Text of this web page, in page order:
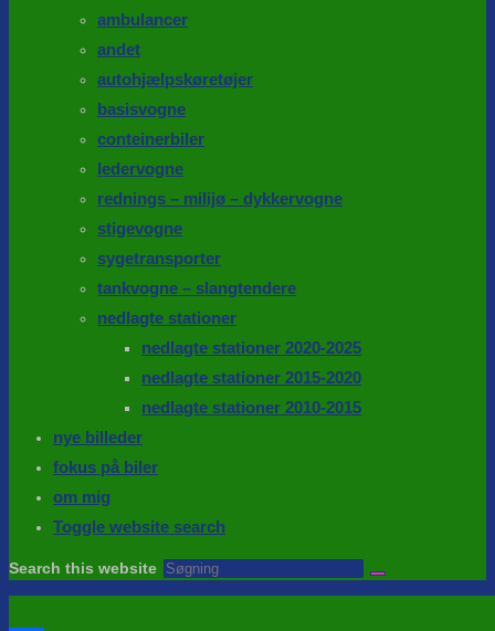
ambulancer
andet
autohjælpskøretøjer
basisvogne
conteinerbiler
ledervogne
rednings – milijø – dykkervogne
stigevogne
sygetransporter
tankvogne – slangtendere
nedlagte stationer
nedlagte stationer 2020-2025
nedlagte stationer 2015-2020
nedlagte stationer 2010-2015
nye billeder
fokus på biler
om mig
Toggle website search
Search this website